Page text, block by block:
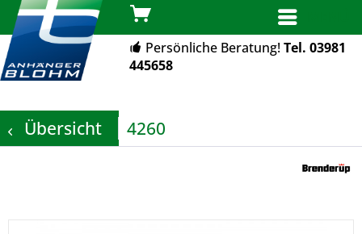
Persönliche Beratung!Tel. 03981
445658
Übersicht 4260